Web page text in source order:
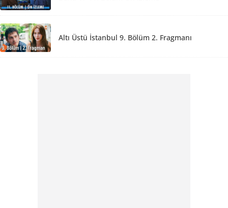
Altı Üstü İstanbul 9. Bölüm 2. Fragmanı